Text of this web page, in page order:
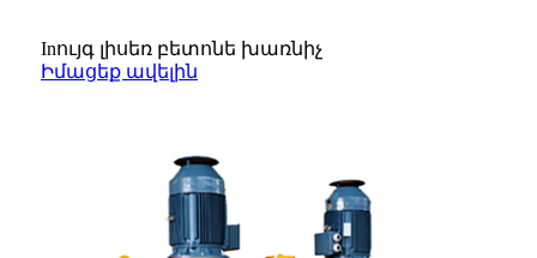
Inույգ լիսեռ բետոնե խառնիչ
Իմացեք ավելին